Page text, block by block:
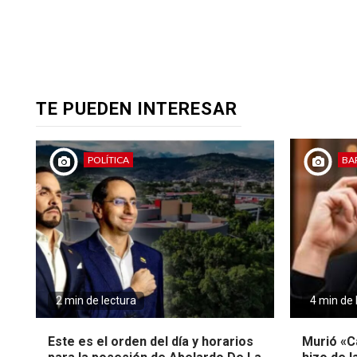
TE PUEDEN INTERESAR
POLÍTICA
2 min de lectura
Este es el orden del día y horarios
4 min de
Murió